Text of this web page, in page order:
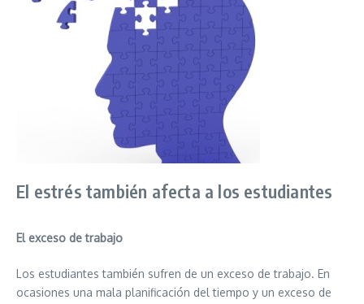
El estrés también afecta a los estudiantes
El exceso de trabajo
Los estudiantes también sufren de un exceso de trabajo. En
ocasiones una mala planificación del tiempo y un exceso de